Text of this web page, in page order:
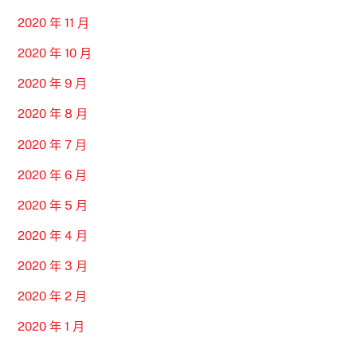
2020 年 11 月
2020 年 10 月
2020 年 9 月
2020 年 8 月
2020 年 7 月
2020 年 6 月
2020 年 5 月
2020 年 4 月
2020 年 3 月
2020 年 2 月
2020 年 1 月